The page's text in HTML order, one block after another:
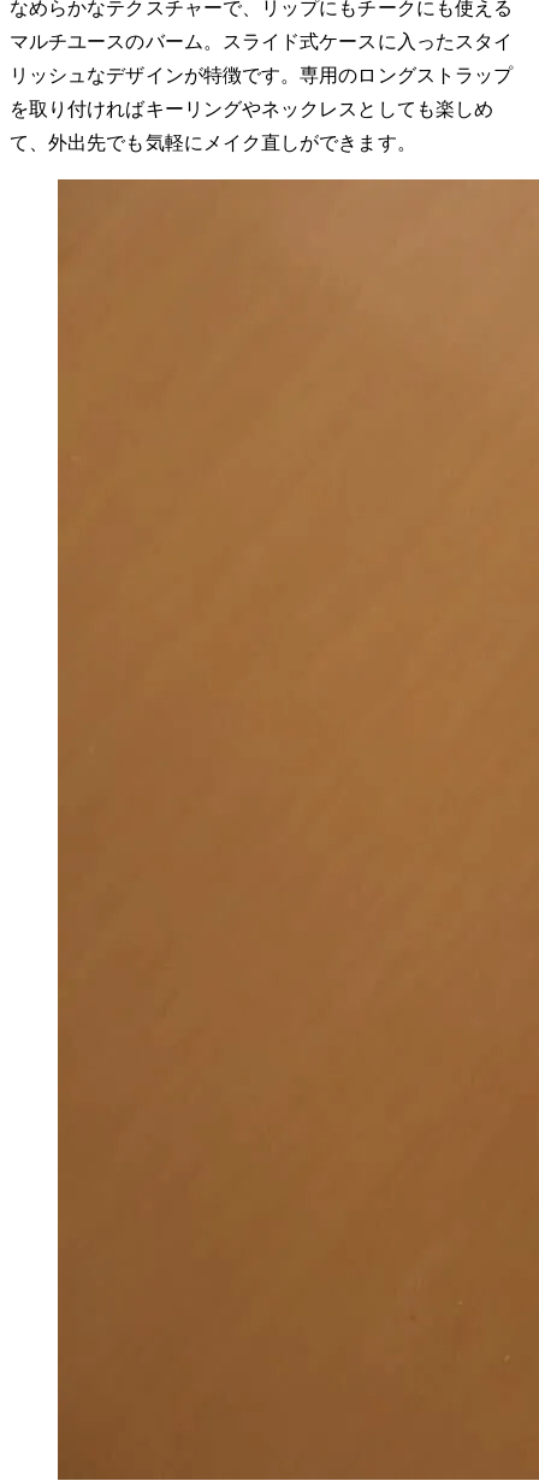
なめらかなテクスチャーで、リップにもチークにも使える
マルチユースのバーム。スライド式ケースに入ったスタイ
リッシュなデザインが特徴です。専用のロングストラップ
を取り付ければキーリングやネックレスとしても楽しめ
て、外出先でも気軽にメイク直しができます。